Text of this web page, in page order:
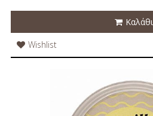
Καλάθι
Wishlist